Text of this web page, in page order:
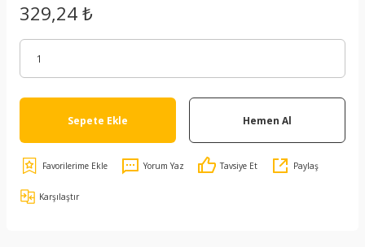
329,24 ₺
Sepete Ekle Hemen Al
Yorum Yaz Tavsiye Et Paylaş
Karşılaştır